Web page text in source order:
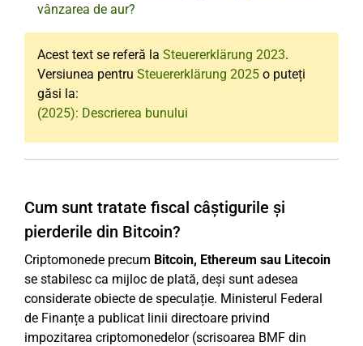
vânzarea de aur?
Acest text se referă la Steuererklärung 2023.
Versiunea pentru Steuererklärung 2025 o puteți
găsi la:
(2025): Descrierea bunului
Cum sunt tratate fiscal câștigurile și
pierderile din Bitcoin?
Criptomonede precum Bitcoin, Ethereum sau Litecoin
se stabilesc ca mijloc de plată, deși sunt adesea
considerate obiecte de speculație. Ministerul Federal
de Finanțe a publicat linii directoare privind
impozitarea criptomonedelor (scrisoarea BMF din